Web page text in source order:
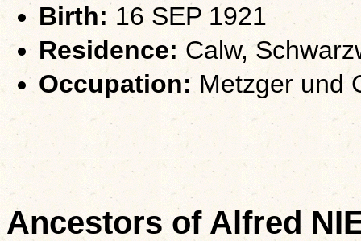
Birth: 16 SEP 1921
Residence: Calw,
Occupation:Metzger und
Ancestors of Alfred